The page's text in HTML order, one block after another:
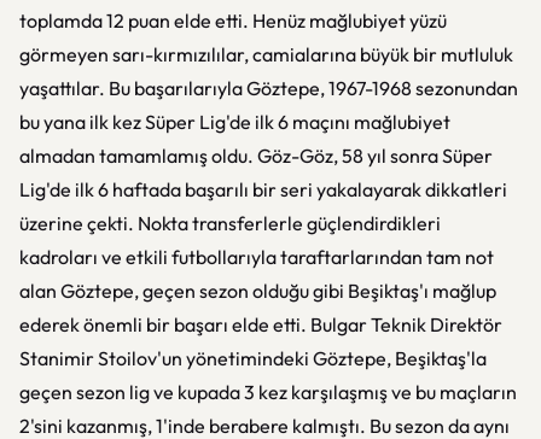
toplamda 12 puan elde etti. Henüz mağlubiyet yüzü
görmeyen sarı-kırmızılılar, camialarına büyük bir mutluluk
yaşattılar. Bu başarılarıyla Göztepe, 1967-1968 sezonundan
bu yana ilk kez Süper Lig'de ilk 6 maçını mağlubiyet
almadan tamamlamış oldu. Göz-Göz, 58 yıl sonra Süper
Lig'de ilk 6 haftada başarılı bir seri yakalayarak dikkatleri
üzerine çekti. Nokta transferlerle güçlendirdikleri
kadroları ve etkili futbollarıyla taraftarlarından tam not
alan Göztepe, geçen sezon olduğu gibi Beşiktaş'ı mağlup
ederek önemli bir başarı elde etti. Bulgar Teknik Direktör
Stanimir Stoilov'un yönetimindeki Göztepe, Beşiktaş'la
geçen sezon lig ve kupada 3 kez karşılaşmış ve bu maçların
2'sini kazanmış, 1'inde berabere kalmıştı. Bu sezon da aynı